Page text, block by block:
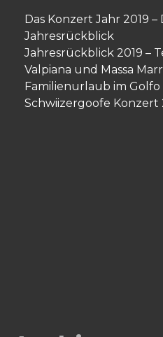
Das Konzert Jahr 2019 –
Jahresrückblick
Jahresrückblick 2019 –
Valpiana und Massa
Familienurlaub im Golfo
Schwiizergoofe Konzert